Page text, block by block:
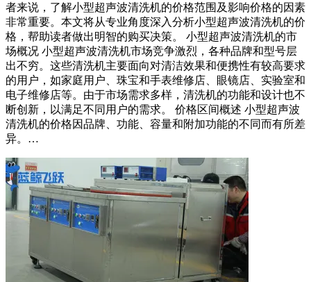
者来说，了解小型超声波清洗机的价格范围及影响价格的因素
非常重要。本文将从专业角度深入分析小型超声波清洗机的价
格，帮助读者做出明智的购买决策。 小型超声波清洗机的市
场概况 小型超声波清洗机市场竞争激烈，各种品牌和型号层
出不穷。这些清洗机主要面向对清洁效果和便携性有较高要求
的用户，如家庭用户、珠宝和手表维修店、眼镜店、实验室和
电子维修店等。由于市场需求多样，清洗机的功能和设计也不
断创新，以满足不同用户的需求。 价格区间概述 小型超声波
清洗机的价格因品牌、功能、容量和附加功能的不同而有所差
异。…